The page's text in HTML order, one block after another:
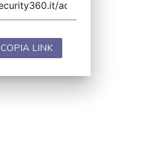
COPIA LINK